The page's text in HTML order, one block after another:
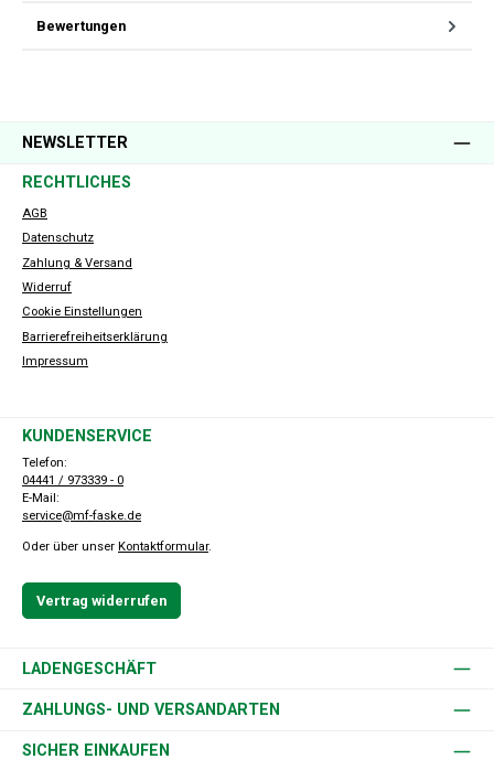
Bewertungen
NEWSLETTER
RECHTLICHES
AGB
Datenschutz
Zahlung & Versand
Widerruf
Cookie Einstellungen
Barrierefreiheitserklärung
Impressum
KUNDENSERVICE
Telefon:
04441 / 973339 - 0
E-Mail:
service@mf-faske.de
Oder über unser Kontaktformular.
Vertrag widerrufen
LADENGESCHÄFT
ZAHLUNGS- UND VERSANDARTEN
SICHER EINKAUFEN